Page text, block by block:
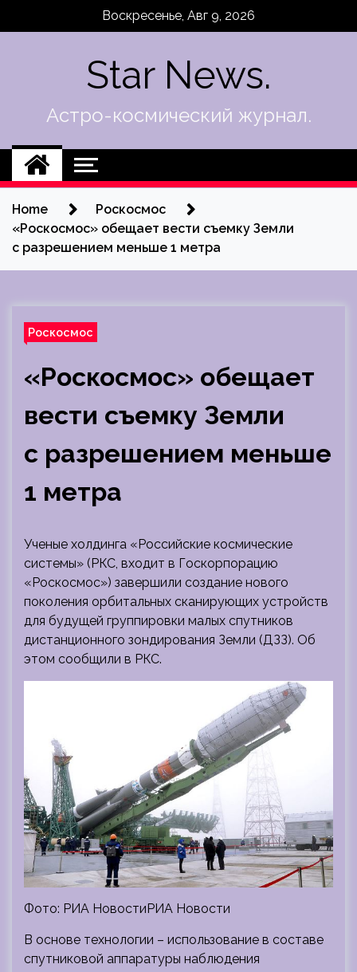
Воскресенье, Авг 9, 2026
Star News.
Астро-космический журнал.
Home
Роскосмос
«Роскосмос» обещает вести съемку Земли
с разрешением меньше 1 метра
Роскосмос
«Роскосмос» обещает
вести съемку Земли
с разрешением меньше
1 метра
Ученые холдинга «Российские космические
системы» (РКС, входит в Госкорпорацию
«Роскосмос») завершили создание нового
поколения орбитальных сканирующих устройств
для будущей группировки малых спутников
дистанционного зондирования Земли (ДЗЗ). Об
этом сообщили в РКС.
Фото: РИА НовостиРИА Новости
В основе технологии – использование в составе
спутниковой аппаратуры наблюдения